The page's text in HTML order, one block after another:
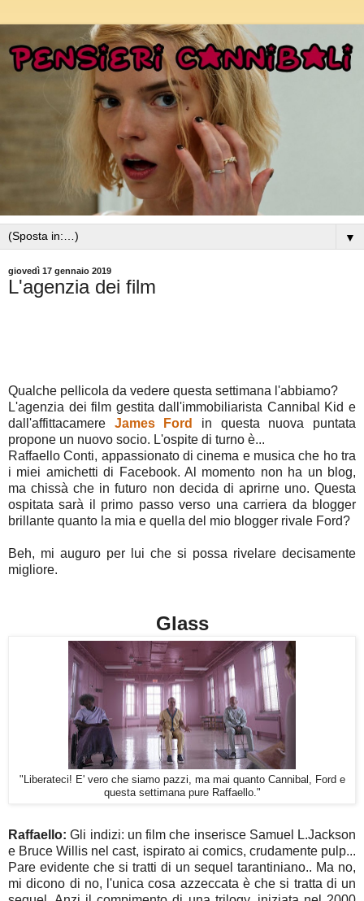
▼
giovedì 17 gennaio 2019
L'agenzia dei film
Qualche pellicola da vedere questa settimana l'abbiamo?
L'agenzia dei film gestita dall'immobiliarista Cannibal Kid e
dall'affittacamere James Ford
in questa nuova puntata
propone un nuovo socio. L'ospite di turno è...
Raffaello Conti, appassionato di cinema e musica che ho tra
i miei amichetti di Facebook. Al momento non ha un blog,
ma chissà che in futuro non decida di aprirne uno. Questa
ospitata sarà il primo passo verso una carriera da blogger
brillante quanto la mia e quella del mio blogger rivale Ford?
Beh, mi auguro per lui che si possa rivelare decisamente
migliore.
Glass
"Liberateci! E' vero che siamo pazzi, ma mai quanto Cannibal, Ford e
questa settimana pure Raffaello."
Raffaello: Gli indizi: un film che inserisce Samuel L.Jackson
e Bruce Willis nel cast, ispirato ai comics, crudamente pulp...
Pare evidente che si tratti di un sequel tarantiniano.. Ma no,
mi dicono di no, l'unica cosa azzeccata è che si tratta di un